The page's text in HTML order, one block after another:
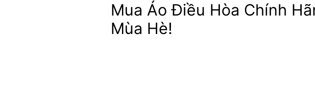
Mua Áo Điều Hòa Chính
Mùa Hè!